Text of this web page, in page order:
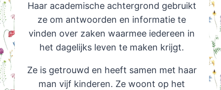
Haar academische achtergrond gebruikt
ze om antwoorden en informatie te
vinden over zaken waarmee iedereen in
het dagelijks leven te maken krijgt.
Ze is getrouwd en heeft samen met haar
man vijf kinderen. Ze woont op het